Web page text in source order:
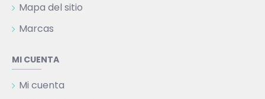
Mapa del sitio
Marcas
MI CUENTA
Mi cuenta